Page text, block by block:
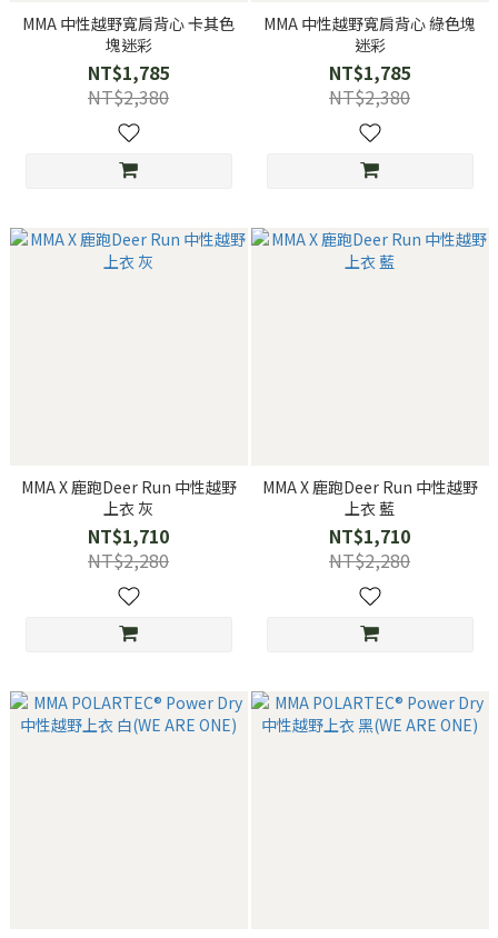
MMA 中性越野寬肩背心 卡其色
塊迷彩
NT$1,785
NT$2,380
MMA 中性越野寬肩背心 綠色塊
迷彩
NT$1,785
NT$2,380
MMA X 鹿跑Deer Run 中性越野
上衣 灰
NT$1,710
NT$2,280
MMA X 鹿跑Deer Run 中性越野
上衣 藍
NT$1,710
NT$2,280